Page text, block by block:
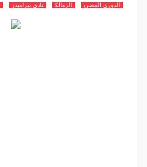
الدوري المصري الزمالك نادي بيراميدز